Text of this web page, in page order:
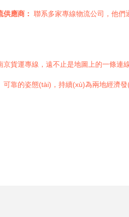
供應商： 聯系多家專線物流公司，他們
京貨運專線，遠不止是地圖上的一條連
可靠的姿態(tài)，持續(xù)為兩地經濟